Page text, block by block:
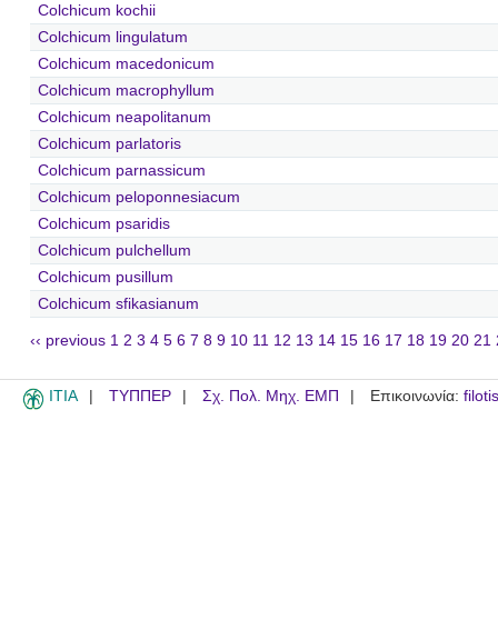
Colchicum kochii
Colchicum lingulatum
Colchicum macedonicum
Colchicum macrophyllum
Colchicum neapolitanum
Colchicum parlatoris
Colchicum parnassicum
Colchicum peloponnesiacum
Colchicum psaridis
Colchicum pulchellum
Colchicum pusillum
Colchicum sfikasianum
‹‹ previous 1 2 3 4 5 6 7 8 9 10 11 12 13 14 15 16 17 18 19 20 21
ITIA ΤΥΠΠΕΡ Σχ. Πολ. Μηχ. ΕΜΠ Επικοινωνία: